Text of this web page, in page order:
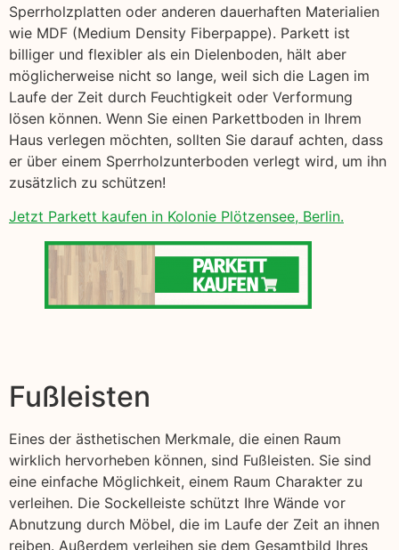
Sperrholzplatten oder anderen dauerhaften Materialien
wie MDF (Medium Density Fiberpappe). Parkett ist
billiger und flexibler als ein Dielenboden, hält aber
möglicherweise nicht so lange, weil sich die Lagen im
Laufe der Zeit durch Feuchtigkeit oder Verformung
lösen können. Wenn Sie einen Parkettboden in Ihrem
Haus verlegen möchten, sollten Sie darauf achten, dass
er über einem Sperrholzunterboden verlegt wird, um ihn
zusätzlich zu schützen!
Jetzt Parkett kaufen in Kolonie Plötzensee, Berlin.
Fußleisten
Eines der ästhetischen Merkmale, die einen Raum
wirklich hervorheben können, sind Fußleisten. Sie sind
eine einfache Möglichkeit, einem Raum Charakter zu
verleihen. Die Sockelleiste schützt Ihre Wände vor
Abnutzung durch Möbel, die im Laufe der Zeit an ihnen
reiben. Außerdem verleihen sie dem Gesamtbild Ihres